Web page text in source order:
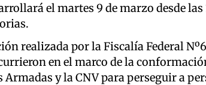
el martes 9 de marzo desde las
realizada por la Fiscalía Federal
en el marco de la
Armadas y la CNV para perseguir a